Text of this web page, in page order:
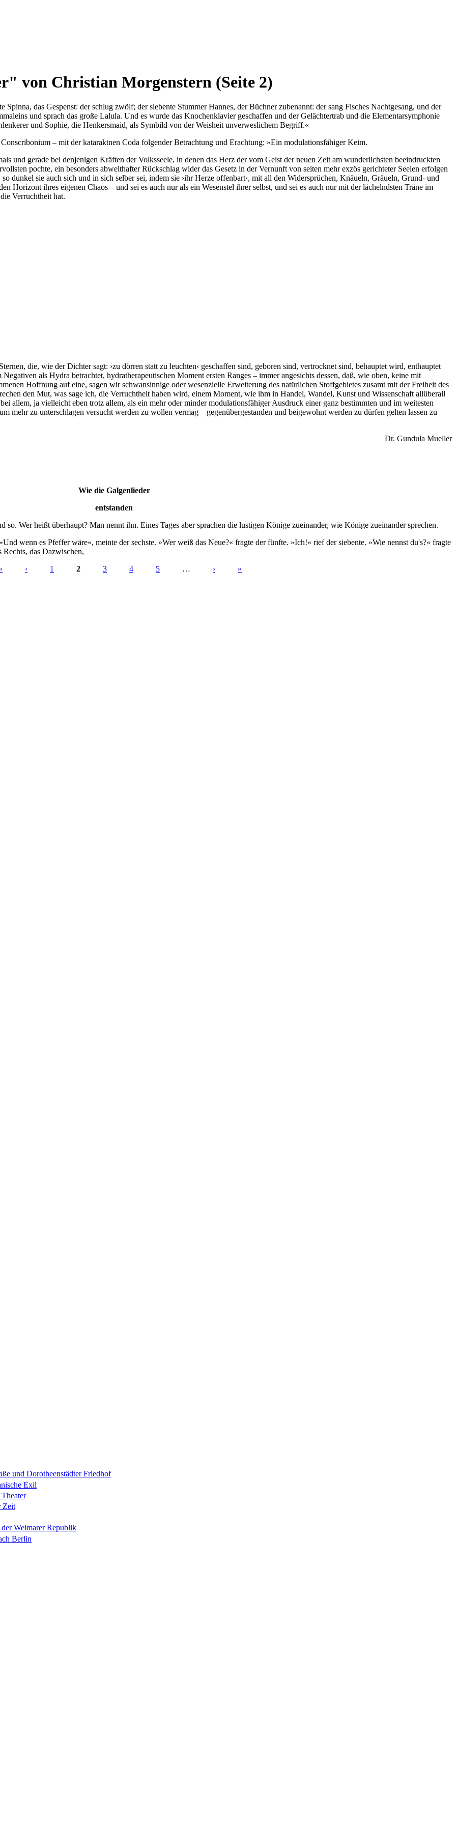
von Christian Morgenstern (Seite 2)
das Gespenst: der schlug zwölf; der siebente Stummer Hannes, der Büchner zubenannt: der sang Fisches Nachtgesang, und der
und sprach das große Lalula. Und es wurde das Knochenklavier geschaffen und der Geläch­tertrab und die Elementarsymphonie
und Sophie, die Henkersmaid, als Symbild von der Weisheit unverweslichem Begriff.«
– mit der kata­raktnen Coda folgender Betrachtung und Erachtung: »Ein modulationsfähiger Keim.
und gerade bei denjenigen Kräf­ten der Volksseele, in denen das Herz der vom Geist der neuen Zeit am wunderlichsten beeindruckten
pochte, ein besonders ab­welthafter Rückschlag wider das Gesetz in der Vernunft von seiten mehr exzös gerichteter Seelen erfolgen
dunkel sie auch sich und in sich selber sei, indem sie ›ihr Herze offenbart‹, mit all den Wi­dersprüchen, Knäueln, Gräueln, Grund- und
Horizont ihres eigenen Chaos – und sei es auch nur als ein Wesenstel ihrer selbst, und sei es auch nur mit der lächelndsten Träne im
Verruchtheit hat.
die, wie der Dichter sagt: ›zu dörren statt zu leuchten‹ geschaffen sind, geboren sind, vertrocknet sind, behauptet wird, enthauptet
als Hydra betrachtet, hydra­therapeutischen Moment ersten Ranges – immer an­gesichts dessen, daß, wie oben, keine mit
Hoffnung auf eine, sagen wir schwansinnige oder wesenzielle Erweiterung des natürlichen Stoffgebietes zusamt mit der Freiheit des
den Mut, was sage ich, die Verruchtheit haben wird, einem Moment, wie ihm in Handel, Wandel, Kunst und Wissenschaft allüberall
allem, ja vielleicht eben trotz allem, als ein mehr oder minder modulationsfähiger Ausdruck einer ganz bestimmten und im weitesten
mehr zu unterschlagen versucht werden zu wol­len vermag – gegenübergestanden und beigewohnt werden zu dürfen gelten lassen zu
Dr. Gundula Mueller
Wie die Galgenlieder
entstanden
so. Wer heißt überhaupt? Man nennt ihn. Eines Tages aber sprachen die lustigen Könige zueinander, wie Könige zueinander sprechen.
wenn es Pfeffer wäre«, meinte der sechste. »Wer weiß das Neue?« fragte der fünfte. »Ich!« rief der siebente. »Wie nennst du's?« fragte
Rechts, das Dazwischen,
‹ 1 2 3 4 5 … › »
und Dorotheenstädter Friedhof
Exil
Zeit
Weimarer Republik
Berlin